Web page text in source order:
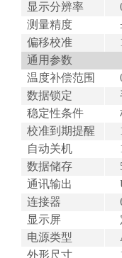
显示分辨率
测量精度
偏移校准
通用参数
温度补偿范围
数据锁定
稳定性条件
校准到期提醒
自动关机
数据储存
通讯输出
连接器
显示屏
电源类型
外形尺寸